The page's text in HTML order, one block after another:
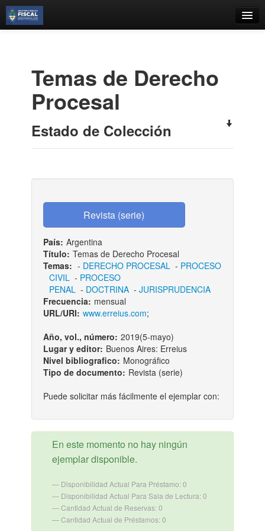
Estantes Virtuales
Contacto
Temas de Derecho
Procesal
Estado de Colección
País: Argentina
Título: Temas de Derecho Procesal
Temas: - DERECHO PROCESAL- PROCESO
CIVIL- PROCESO
PENAL- DOCTRINA- JURISPRUDENCIA
Frecuencia: mensual
URL/URI: www.erreius.com;
Año, vol., número: 2019(5-mayo)
Lugar y editor: Buenos Aires: Erreius
Nivel bibliografico: Monográfico
Tipo de documento: Revista (serie)
Puede solicitar más fácilmente el ejemplar con:
En este momento no hay ningún
ejemplar disponible.
Disponibilidad Actual Para Préstamo: 0
Disponibilidad Actual Para Sala de Lectura: 0
Cantidad Actual de Reservas: 0
Cantidad Actual de Préstamos: 0